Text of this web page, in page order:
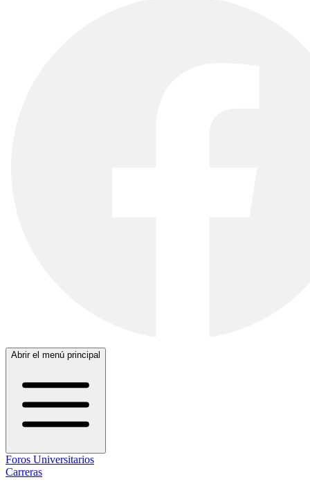
Abrir el menú principal
Foros Universitarios
Carreras